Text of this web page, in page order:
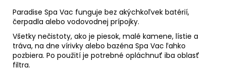
Paradise Spa Vac funguje bez akýchkoľvek batérií,
čerpadla alebo vodovodnej prípojky.
Všetky nečistoty, ako je piesok, malé kamene, lístie a
tráva, na dne vírivky alebo bazéna Spa Vac ľahko
pozbiera. Po použití je potrebné opláchnuť iba oblasť
filtra.